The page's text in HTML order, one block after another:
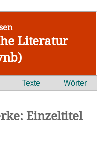
Literatur
Texte Wörter
Einzeltitel